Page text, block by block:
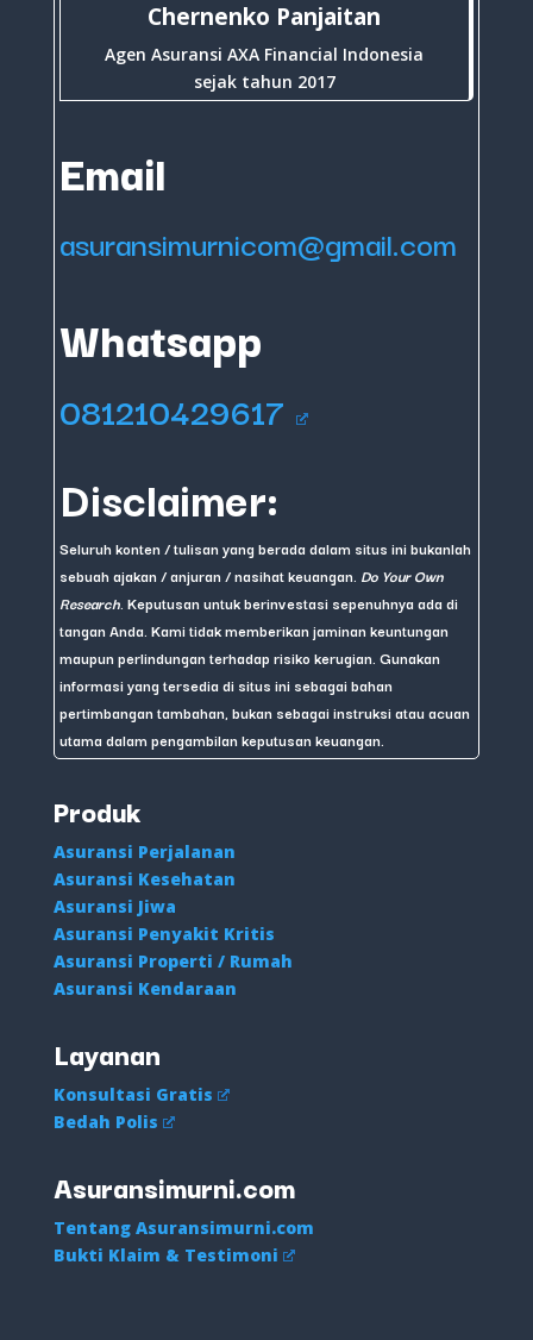
Chernenko Panjaitan
Agen Asuransi AXA Financial Indonesia
sejak tahun 2017
Email
asuransimurnicom@gmail.com
Whatsapp
081210429617
Disclaimer:
Seluruh konten / tulisan yang berada dalam situs ini bukanlah
sebuah ajakan / anjuran / nasihat keuangan. Do Your Own
Research . Keputusan untuk berinvestasi sepenuhnya ada di
tangan Anda. Kami tidak memberikan jaminan keuntungan
maupun perlindungan terhadap risiko kerugian. Gunakan
informasi yang tersedia di situs ini sebagai bahan
pertimbangan tambahan, bukan sebagai instruksi atau acuan
utama dalam pengambilan keputusan keuangan.
Produk
Asuransi Perjalanan
Asuransi Kesehatan
Asuransi Jiwa
Asuransi Penyakit Kritis
Asuransi Properti / Rumah
Asuransi Kendaraan
Layanan
Konsultasi Gratis
Bedah Polis
Asuransimurni.com
Tentang Asuransimurni.com
Bukti Klaim & Testimoni